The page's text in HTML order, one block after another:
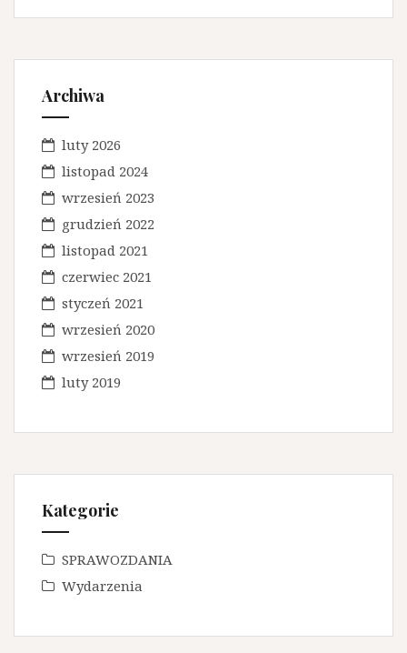
Archiwa
luty 2026
listopad 2024
wrzesień 2023
grudzień 2022
listopad 2021
czerwiec 2021
styczeń 2021
wrzesień 2020
wrzesień 2019
luty 2019
Kategorie
SPRAWOZDANIA
Wydarzenia